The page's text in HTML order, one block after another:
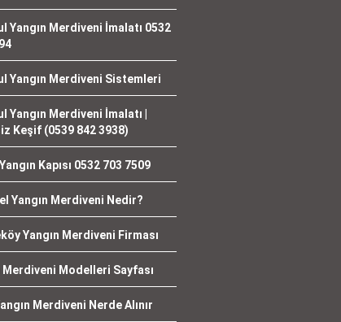
Yangın Merdiveni İmalatı 0532
Yangın Merdiveni Sistemleri
Yangın Merdiveni İmalatı |
Keşif (0539 842 3938)
Kapısı 0532 703 7509
Yangın Merdiveni Nedir?
Yangın Merdiveni Firması
Merdiveni Modelleri Sayfası
Merdiveni Nerde Alınır